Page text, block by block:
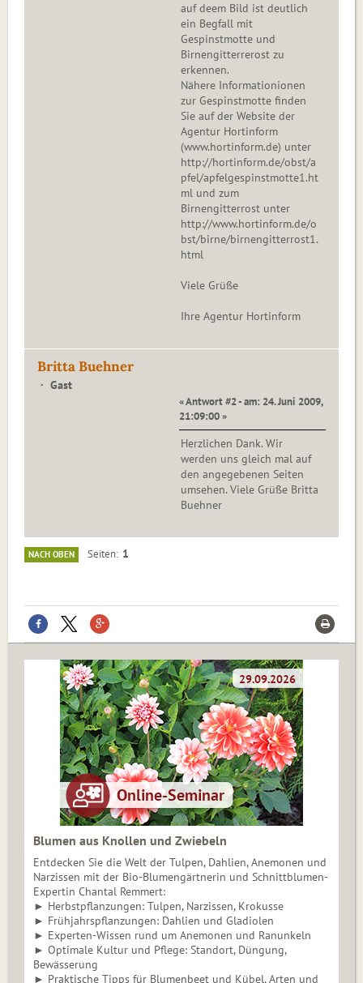
auf deem Bild ist deutlich
ein Begfall mit
Gespinstmotte und
Birnengitterrerost zu
erkennen.
Nähere Informationionen
zur Gespinstmotte finden
Sie auf der Website der
Agentur Hortinform
(www.hortinform.de) unter
http://hortinform.de/obst/a
pfel/apfelgespinstmotte1.ht
ml und zum
Birnengitterrost unter
http://www.hortinform.de/o
bst/birne/birnengitterrost1.
html
Viele Grüße
Ihre Agentur Hortinform
Britta Buehner
Gast
« Antwort #2 - am: 24. Juni 2009,
21:09:00 »
Herzlichen Dank. Wir
werden uns gleich mal auf
den angegebenen Seiten
umsehen. Viele Grüße Britta
Buehner
NACH OBEN Seiten 1
Blumen aus Knollen und Zwiebeln
Entdecken Sie die Welt der Tulpen, Dahlien, Anemonen und
Narzissen mit der Bio-Blumengärtnerin und Schnittblumen-
Expertin Chantal Remmert:
► Herbstpflanzungen: Tulpen, Narzissen, Krokusse
► Frühjahrspflanzungen: Dahlien und Gladiolen
► Experten-Wissen rund um Anemonen und Ranunkeln
► Optimale Kultur und Pflege: Standort, Düngung,
Bewässerung
► Praktische Tipps für Blumenbeet und Kübel, Arten und